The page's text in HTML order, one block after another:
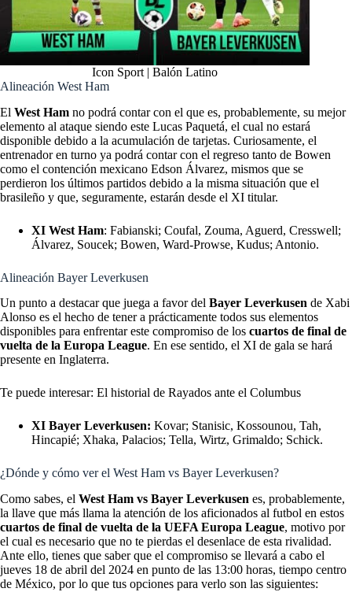
Icon Sport | Balón Latino
Alineación West Ham
El West Ham no podrá contar con el que es, probablemente, su mejor
elemento al ataque siendo este Lucas Paquetá, el cual no estará
disponible debido a la acumulación de tarjetas. Curiosamente, el
entrenador en turno ya podrá contar con el regreso tanto de Bowen
como el contención mexicano Edson Álvarez, mismos que se
perdieron los últimos partidos debido a la misma situación que el
brasileño y que, seguramente, estarán desde el XI titular.
XI West Ham: Fabianski; Coufal, Zouma, Aguerd, Cresswell;
Álvarez, Soucek; Bowen, Ward-Prowse, Kudus; Antonio.
Alineación Bayer Leverkusen
Un punto a destacar que juega a favor del Bayer Leverkusen de Xabi
Alonso es el hecho de tener a prácticamente todos sus elementos
disponibles para enfrentar este compromiso de los cuartos de final de
vuelta de la Europa League. En ese sentido, el XI de gala se hará
presente en Inglaterra.
Te puede interesar: El historial de Rayados ante el Columbus
XI Bayer Leverkusen: Kovar; Stanisic, Kossounou, Tah,
Hincapié; Xhaka, Palacios; Tella, Wirtz, Grimaldo; Schick.
¿Dónde y cómo ver el West Ham vs Bayer Leverkusen?
Como sabes, el West Ham vs Bayer Leverkusen es, probablemente,
la llave que más llama la atención de los aficionados al futbol en estos
cuartos de final de vuelta de la UEFA Europa League, motivo por
el cual es necesario que no te pierdas el desenlace de esta rivalidad.
Ante ello, tienes que saber que el compromiso se llevará a cabo el
jueves 18 de abril del 2024 en punto de las 13:00 horas, tiempo centro
de México, por lo que tus opciones para verlo son las siguientes: